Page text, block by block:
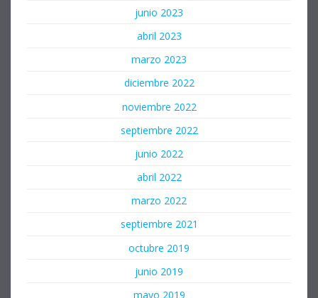
junio 2023
abril 2023
marzo 2023
diciembre 2022
noviembre 2022
septiembre 2022
junio 2022
abril 2022
marzo 2022
septiembre 2021
octubre 2019
junio 2019
mayo 2019